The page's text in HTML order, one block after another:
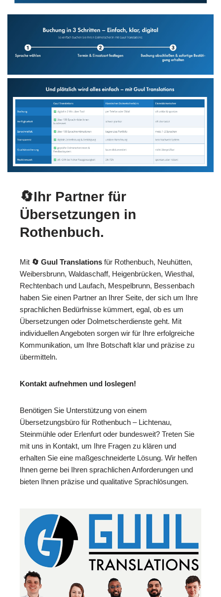
🔄Ihr Partner für
Übersetzungen in
Rothenbuch.
Mit 🔄 Guul Translations für Rothenbuch, Neuhütten,
Weibersbrunn, Waldaschaff, Heigenbrücken, Wiesthal,
Rechtenbach und Laufach, Mespelbrunn, Bessenbach
haben Sie einen Partner an Ihrer Seite, der sich um Ihre
sprachlichen Bedürfnisse kümmert, egal, ob es um
Übersetzungen oder Dolmetscherdienste geht. Mit
individuellen Angeboten sorgen wir für Ihre erfolgreiche
Kommunikation, um Ihre Botschaft klar und präzise zu
übermitteln.
Kontakt aufnehmen und loslegen!
Benötigen Sie Unterstützung von einem
Übersetzungsbüro für Rothenbuch – Lichtenau,
Steinmühle oder Erlenfurt oder bundesweit? Treten Sie
mit uns in Kontakt, um Ihre Fragen zu klären und
erhalten Sie eine maßgeschneiderte Lösung. Wir helfen
Ihnen gerne bei Ihren sprachlichen Anforderungen und
bieten Ihnen präzise und qualitative Sprachlösungen.